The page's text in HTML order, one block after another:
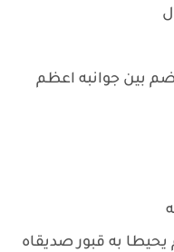
بين جوانبه اعظم
به قبور صديقاه